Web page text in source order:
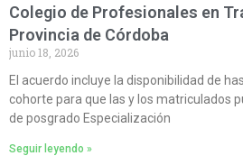
Colegio de Profesionales en
Provincia de Córdoba
junio 18, 2026
El acuerdo incluye la disponibilidad de
cohorte para que las y los matriculados
de posgrado Especialización
Seguir leyendo »